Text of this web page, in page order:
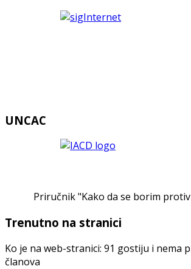
UNCAC
Priručnik "Kako da se borim
Trenutno na stranici
Ko je na web-stranici: 91 gostiju i nema
članova